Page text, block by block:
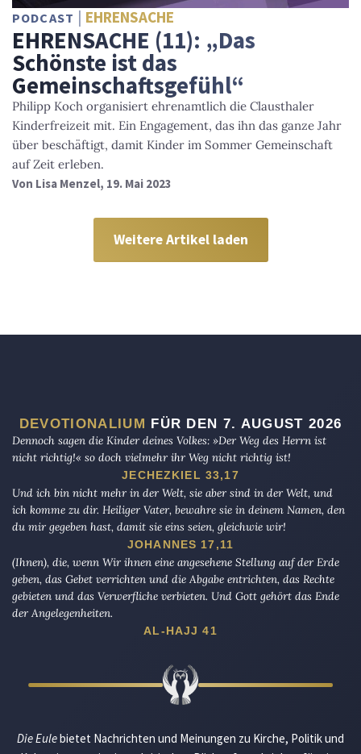
PODCAST EHRENSACHE
EHRENSACHE (11): „Das
Schönste ist das
Gemeinschaftsgefühl“
Philipp Koch organisiert ehrenamtlich die Clausthaler
Kinderfreizeit mit. Ein Engagement, das ihn das ganze Jahr
über beschäftigt, damit Kinder im Sommer Gemeinschaft
auf Zeit erleben.
Von Lisa Menzel, 19. Mai 2023
Weitere Artikel laden
DEVOTIONALIUM FÜR DEN 7. AUGUST 2026
Dennoch sagen die Kinder deines Volkes: »Der Weg des Herrn ist
nicht richtig!« so doch vielmehr ihr Weg nicht richtig ist!
JECHEZKIEL 33,17
Und ich bin nicht mehr in der Welt, sie aber sind in der Welt, und
ich komme zu dir. Heiliger Vater, bewahre sie in deinem Namen, den
du mir gegeben hast, damit sie eins seien, gleichwie wir!
JOHANNES 17,11
(Ihnen), die, wenn Wir ihnen eine angesehene Stellung auf der Erde
geben, das Gebet verrichten und die Abgabe entrichten, das Rechte
gebieten und das Verwerfliche verbieten. Und Gott gehört das Ende
der Angelegenheiten.
AL-HAJJ 41
Die Eulebietet Nachrichten und Meinungen zu Kirche, Politik und